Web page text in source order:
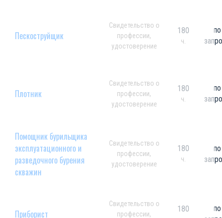
Пескоструйщик
Свидетельство о
профессии,
удостоверение
180
ч.
по
Плотник
Свидетельство о
профессии,
удостоверение
180
ч.
по
Помощник бурильщика
эксплуатационного и
разведочного бурения
скважин
Свидетельство о
профессии,
удостоверение
180
ч.
по
Приборист
Свидетельство о
профессии,
180
по